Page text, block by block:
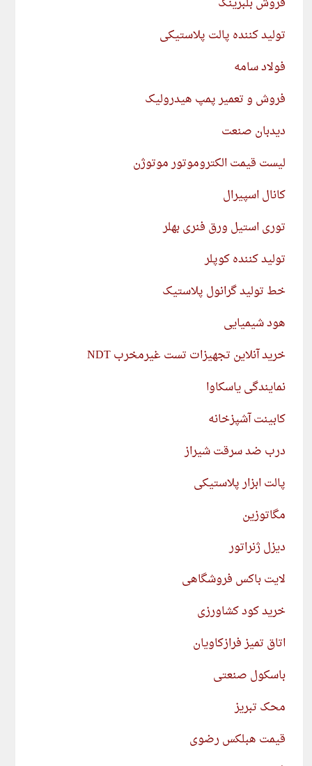
تولید کننده پالت پلاستیکی
فولاد سامه
فروش و تعمیر پمپ هیدرولیک
دیدبان صنعت
لیست قیمت الکتروموتور موتوژن
کانال اسپیرال
توری استیل ورق فنری بهلر
تولید کننده کوپلر
خط تولید گرانول پلاستیک
هود شیمیایی
خرید آنلاین تجهیزات تست غیرمخرب NDT
نمایندگی یاسکاوا
کابینت آشپزخانه
درب ضد سرقت شیراز
پالت ابزار پلاستیکی
مگاتوزین
دیزل ژنراتور
لایت باکس فروشگاهی
خرید کود کشاورزی
اتاق تمیز فرازکاویان
باسکول صنعتی
محک تبریز
قیمت هبلکس رضوی